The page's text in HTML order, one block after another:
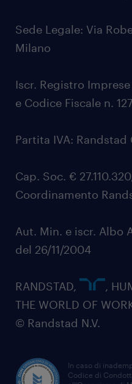
Sede Legale: Via
Milano
Iscr. Registro
e Codice Fiscale n.
Partita IVA:
Cap. Soc. €
Coordinamento
Aut. Min. e iscr. Albo
del 26/11/2004
RANDSTAD,
,
THE WORLD OF
© Randstad N.V.
In caso di
Codice di